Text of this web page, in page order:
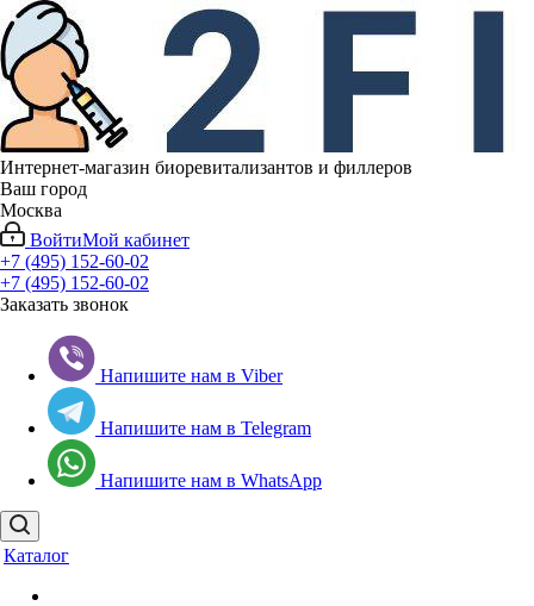
Интернет-магазин биоревитализантов и филлеров
Ваш город
Москва
ВойтиМой кабинет
+7 (495) 152-60-02
+7 (495) 152-60-02
Заказать звонок
Напишите нам в Viber
Напишите нам в Telegram
Напишите нам в WhatsApp
Каталог